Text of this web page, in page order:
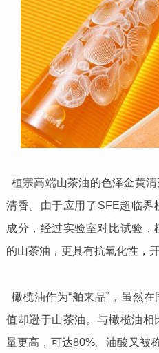
植宗高端山茶油的色泽金黄
清香。由于应用了SFE超临界
成分，经过实验室对比试验
的山茶油，更具有抗氧化性，
橄榄油作为“舶来品”，虽然
值却逊于山茶油。与橄榄油
量更高，可达80%。油酸又被